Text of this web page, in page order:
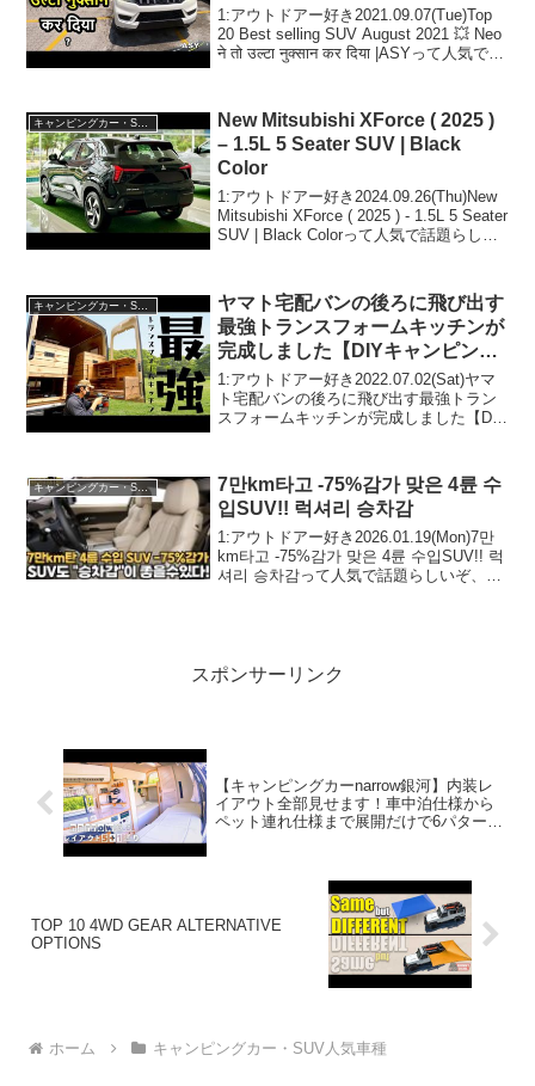
1:アウトドアー好き2021.09.07(Tue)Top
20 Best selling SUV August 2021 💥 Neo
ने तो उल्टा नुक्सान कर दिया |ASYって人気で話
キャンピングカー・SUV人気車種
New Mitsubishi XForce ( 2025 )
– 1.5L 5 Seater SUV | Black
Color
1:アウトドアー好き2024.09.26(Thu)New
Mitsubishi XForce ( 2025 ) - 1.5L 5 Seater
SUV | Black Colorって人気で話題らしい
ヤマト宅配バンの後ろに飛び出す
最強トランスフォームキッチンが
完成しました【DIYキャンピング
カー製作】【"CC"subtitle】
1:アウトドアー好き2022.07.02(Sat)ヤマ
ト宅配バンの後ろに飛び出す最強トラン
スフォームキッチンが完成しました【DIY
で！！2:アウトドアー好き...
キャンピングカー・SUV人気車種
7만km타고 -75%감가 맞은 4륜 수
입SUV!! 럭셔리 승차감
1:アウトドアー好き2026.01.19(Mon)7만
km타고 -75%감가 맞은 4륜 수입SUV!! 럭
셔리 승차감って人気で話題らしいぞ、見
スポンサーリンク
【キャンピングカーnarrow銀河】内装レ
イアウト全部見せます！車中泊仕様から
ペット連れ仕様まで展開だけで6パターン
TOP 10 4WD GEAR ALTERNATIVE
OPTIONS
ホーム キャンピングカー・SUV人気車種